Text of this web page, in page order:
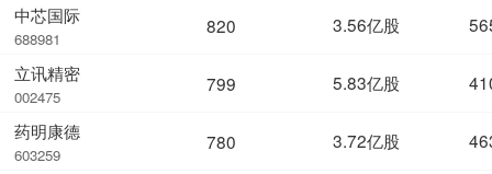
中芯国际
688981
立讯精密
002475
药明康德
603259
820 3.56亿股
799 5.83亿股
780 3.72亿股